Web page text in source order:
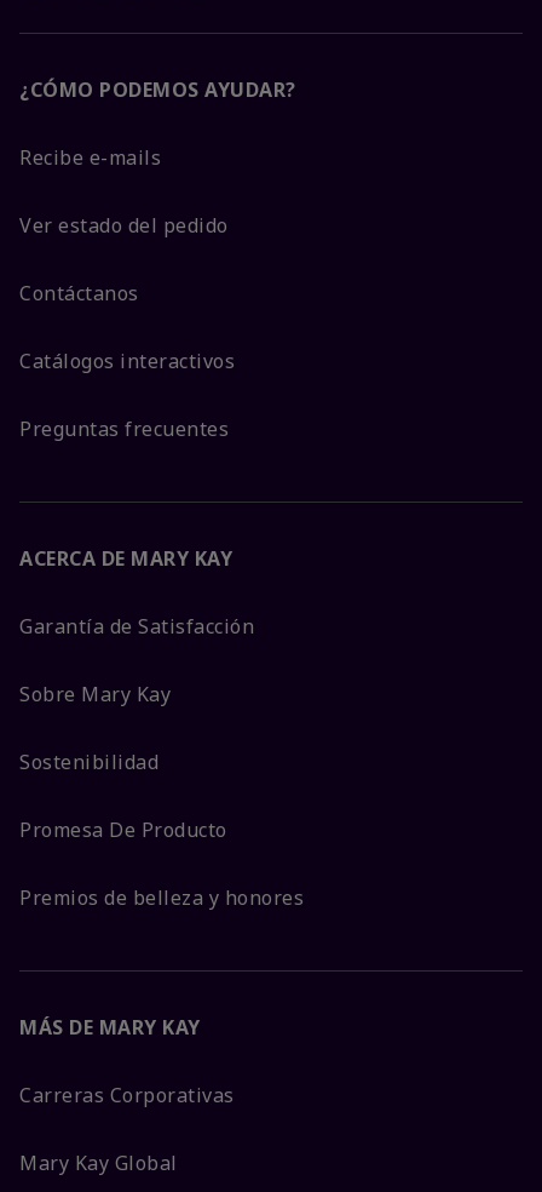
¿CÓMO PODEMOS AYUDAR?
Recibe e-mails
Ver estado del pedido
Contáctanos
Catálogos interactivos
Preguntas frecuentes
ACERCA DE MARY KAY
Garantía de Satisfacción
Sobre Mary Kay
Sostenibilidad
Promesa De Producto
Premios de belleza y honores
MÁS DE MARY KAY
Carreras Corporativas
Mary Kay Global